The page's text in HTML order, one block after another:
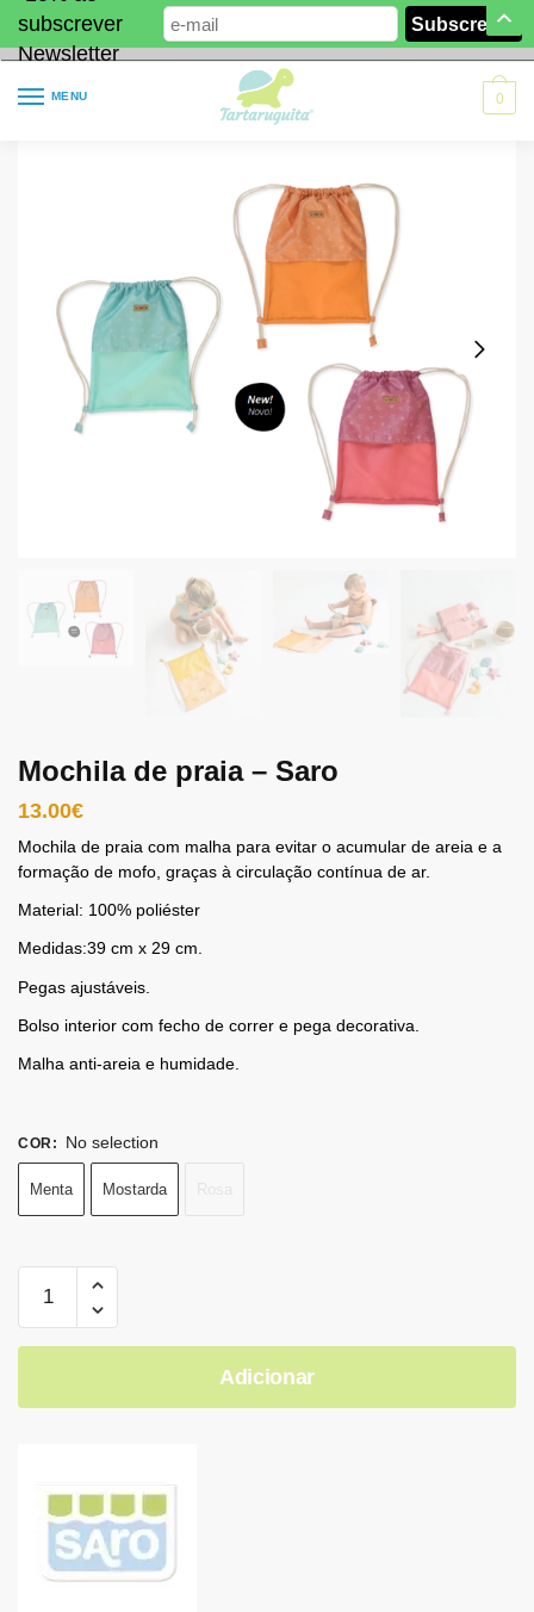
subscrever
Newsletter
MENU 0
Mochila de praia – Saro
13.00€
Mochila de praia com malha para evitar o acumular de areia e a
formação de mofo, graças à circulação contínua de ar.
Material: 100% poliéster
Medidas:39 cm x 29 cm.
Pegas ajustáveis.
Bolso interior com fecho de correr e pega decorativa.
Malha anti-areia e humidade.
COR: No selection
Menta Mostarda
Adicionar